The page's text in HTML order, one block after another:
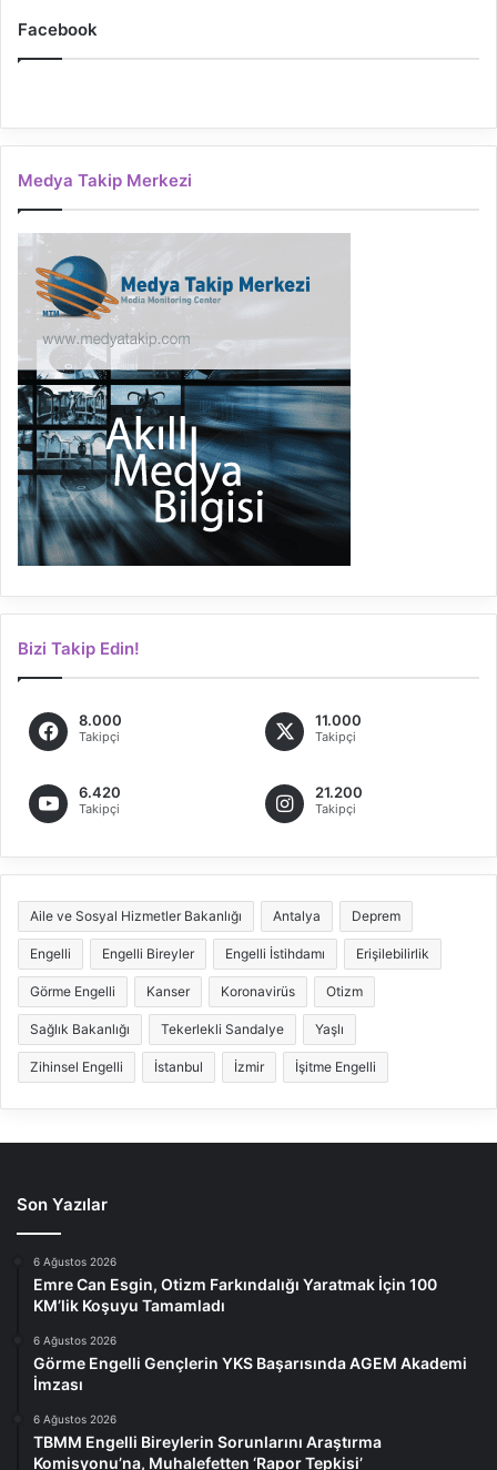
Facebook
Medya Takip Merkezi
Bizi Takip Edin!
8.000
Takipçi
11.000
Takipçi
6.420
Takipçi
21.200
Takipçi
Aile ve Sosyal Hizmetler Bakanlığı Antalya Deprem
Engelli Engelli Bireyler Engelli İstihdamı Erişilebilirlik
Görme Engelli Kanser Koronavirüs Otizm
Sağlık Bakanlığı Tekerlekli Sandalye Yaşlı
Zihinsel Engelli İstanbul İzmir İşitme Engelli
Son Yazılar
6 Ağustos 2026
Emre Can Esgin, Otizm Farkındalığı Yaratmak İçin 100
KM’lik Koşuyu Tamamladı
6 Ağustos 2026
Görme Engelli Gençlerin YKS Başarısında AGEM Akademi
İmzası
6 Ağustos 2026
TBMM Engelli Bireylerin Sorunlarını Araştırma
Komisyonu’na, Muhalefetten ‘Rapor Tepkisi’